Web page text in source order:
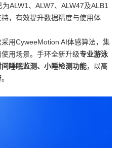
ALW1、ALW7、ALW47及ALB1
，有效提升数据精度与使用体
用CyweeMotion AI体感算法，集
用场景。手环全新升级专业游泳
睡眠监测、小睡检测功能，以高